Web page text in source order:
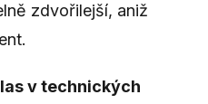
zdvořilejší, aniž
v technických